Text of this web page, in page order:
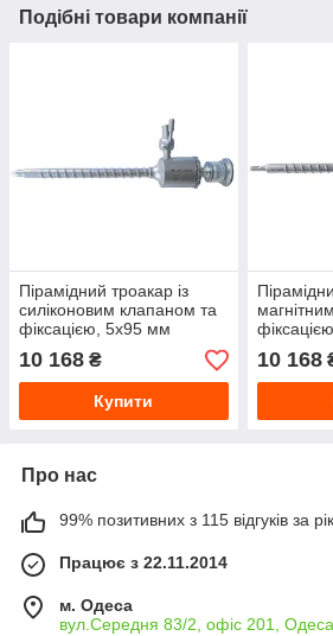
Подібні товари компанії
Пірамідний троакар із
силіконовим клапаном та
фіксацією, 5х95 мм
10 168 ₴
Купити
10 168
Про нас
99% позитивних з 115 відгуків за рік
Працює з 22.11.2014
м. Одеса
вул.Середня 83/2, офіс 201,